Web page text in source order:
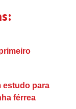
estudo para
férrea